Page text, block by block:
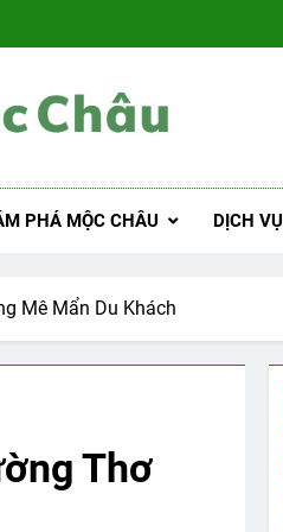
PHÁ MỘC CHÂU DỊCH VỤ
Mê Mẩn Du Khách
Thơ